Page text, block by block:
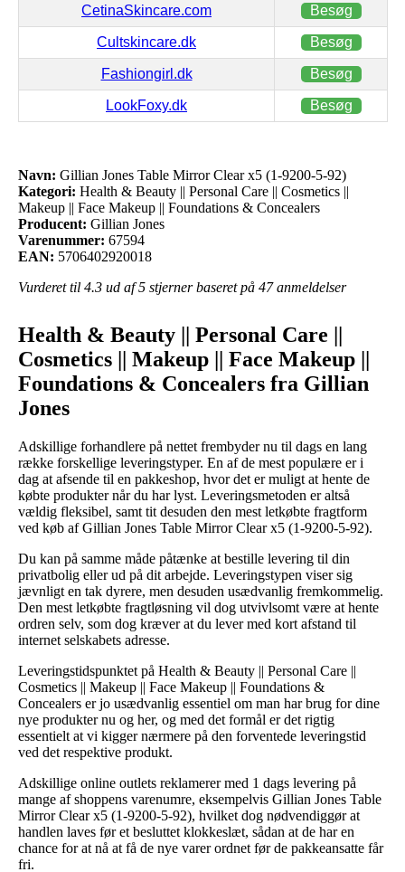
CetinaSkincare.com Besøg
Cultskincare.dk Besøg
Fashiongirl.dk Besøg
LookFoxy.dk Besøg
Navn: Gillian Jones Table Mirror Clear x5 (1-9200-5-92)
Kategori: Health & Beauty || Personal Care || Cosmetics ||
Makeup || Face Makeup || Foundations & Concealers
Producent: Gillian Jones
Varenummer: 67594
EAN: 5706402920018
Vurderet til 4.3 ud af 5 stjerner baseret på 47anmeldelser
Health & Beauty || Personal Care ||
Cosmetics || Makeup || Face Makeup ||
Foundations & Concealers fra Gillian
Jones
Adskillige forhandlere på nettet frembyder nu til dags en lang
række forskellige leveringstyper. En af de mest populære er i
dag at afsende til en pakkeshop, hvor det er muligt at hente de
købte produkter når du har lyst. Leveringsmetoden er altså
vældig fleksibel, samt tit desuden den mest letkøbte fragtform
ved køb af Gillian Jones Table Mirror Clear x5 (1-9200-5-92).
Du kan på samme måde påtænke at bestille levering til din
privatbolig eller ud på dit arbejde. Leveringstypen viser sig
jævnligt en tak dyrere, men desuden usædvanlig fremkommelig.
Den mest letkøbte fragtløsning vil dog utvivlsomt være at hente
ordren selv, som dog kræver at du lever med kort afstand til
internet selskabets adresse.
Leveringstidspunktet på Health & Beauty || Personal Care ||
Cosmetics || Makeup || Face Makeup || Foundations &
Concealers er jo usædvanlig essentiel om man har brug for dine
nye produkter nu og her, og med det formål er det rigtig
essentielt at vi kigger nærmere på den forventede leveringstid
ved det respektive produkt.
Adskillige online outlets reklamerer med 1 dags levering på
mange af shoppens varenumre, eksempelvis Gillian Jones Table
Mirror Clear x5 (1-9200-5-92), hvilket dog nødvendiggør at
handlen laves før et besluttet klokkeslæt, sådan at de har en
chance for at nå at få de nye varer ordnet før de pakkeansatte får
fri.